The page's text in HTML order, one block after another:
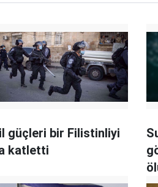
güçleri bir Filistinliyi
katletti